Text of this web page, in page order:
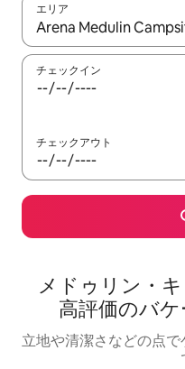
エリア
検索結果が表示されたら
チェックイン
チェックアウト
メドゥリン・
高⁠評⁠価⁠のバ⁠
立地や清潔さなどの点